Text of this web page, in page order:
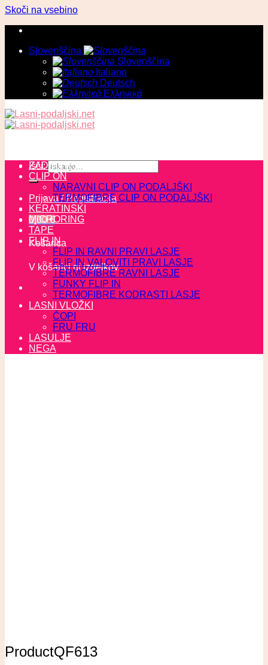
Skoči na vsebino
Slovenščina
Slovenščina
Italiano
Deutsch
Ελληνικά
Išči:
Prijava / Registracija
0,00€
Košarica
V košarici ni izdelkov.
ZADNJI KOSI
CLIP ON
NARAVNI CLIP ON PODALJŠKI
TERMOFIBRE CLIP ON PODALJŠKI
KERATINSKI
MICRORING
TAPE
FLIP IN
FLIP IN RAVNI PRAVI LASJE
FLIP IN VALOVITI PRAVI LASJE
TERMOFIBRE RAVNI LASJE
FUNKY FLIP IN
TERMOFIBRE KODRASTI LASJE
LASNI VLOŽKI
ČOPI
FRU FRU
LASULJE
NEGA
ProductQF613